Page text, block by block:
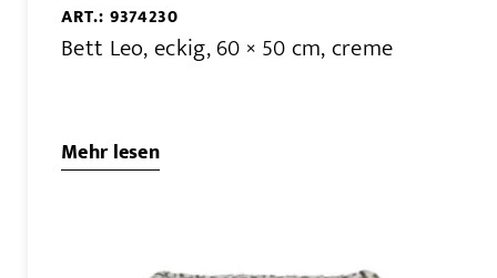
ART.: 9374230
Bett Leo, eckig, 60 × 50 cm, creme
Mehr lesen